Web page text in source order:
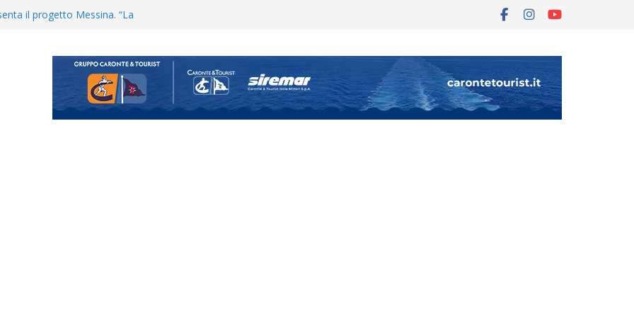
il terzino Matteo Guerriero
ma non chi siamo”
bocciato il Fasano,
e Kamarat restano in
si alzano i ritmi tra lavoro